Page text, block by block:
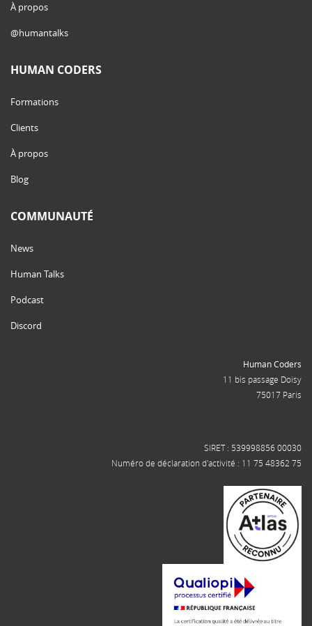
À propos
@humantalks
HUMAN CODERS
Formations
Clients
À propos
Blog
COMMUNAUTÉ
News
Human Talks
Podcast
Discord
Human Coders
11 bis passage Doisy
75017 Paris
SIRET : 539998856 00030
Numéro de déclaration d'activité : 11 75 48362 75